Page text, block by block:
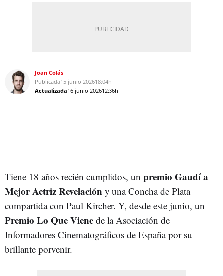
Joan Colás
Publicada15 junio 202618:04h
Actualizada16 junio 202612:36h
Tiene 18 años recién cumplidos, un premio Gaudí a
Mejor Actriz Revelación y una Concha de Plata
compartida con Paul Kircher. Y, desde este junio, un
Premio Lo Que Viene de la Asociación de
Informadores Cinematográficos de España por su
brillante porvenir.